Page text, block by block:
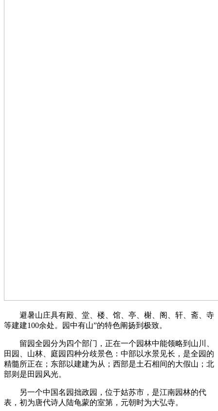
避暑山庄具有殿、堂、楼、馆、亭、榭、阁、轩、斋、寺
等建建100余处。园中有山”的特色阐扬到极致。
留园全园分为四个部门，正在一个园林中能领略到山川、
田园、山林、庭园四种分歧景色：中部以水景见长，是全园的
精髓所正在；东部以建建为从；西部是土石相间的大假山；北
部则是田园风光。
另一个中国名园拙政园，位于姑苏市，是江南园林的代
表，初为唐代诗人陆龟蒙的室第，元朝时为大弘寺。